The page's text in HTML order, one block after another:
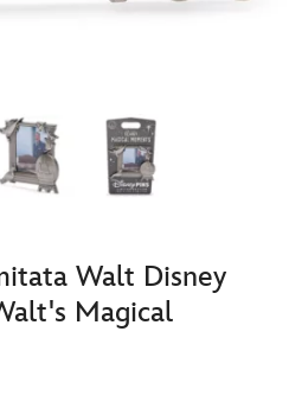
Walt Disney
Magical